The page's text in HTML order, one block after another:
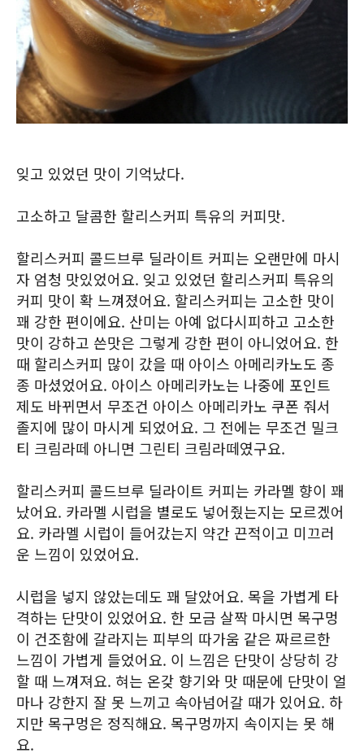
잊고 있었던 맛이 기억났다.
고소하고 달콤한 할리스커피 특유의 커피맛.
할리스커피 콜드브루 딜라이트 커피는 오랜만에 마시
자 엄청 맛있었어요. 잊고 있었던 할리스커피 특유의
커피 맛이 확 느껴졌어요. 할리스커피는 고소한 맛이
꽤 강한 편이에요. 산미는 아예 없다시피하고 고소한
맛이 강하고 쓴맛은 그렇게 강한 편이 아니었어요. 한
때 할리스커피 많이 갔을 때 아이스 아메리카노도 종
종 마셨었어요. 아이스 아메리카노는 나중에 포인트
제도 바뀌면서 무조건 아이스 아메리카노 쿠폰 줘서
졸지에 많이 마시게 되었어요. 그 전에는 무조건 밀크
티 크림라떼 아니면 그린티 크림라떼였구요.
할리스커피 콜드브루 딜라이트 커피는 카라멜 향이 꽤
났어요. 카라멜 시럽을 별로도 넣어줬는지는 모르겠어
요. 카라멜 시럽이 들어갔는지 약간 끈적이고 미끄러
운 느낌이 있었어요.
시럽을 넣지 않았는데도 꽤 달았어요. 목을 가볍게 타
격하는 단맛이 있었어요. 한 모금 살짝 마시면 목구멍
이 건조함에 갈라지는 피부의 따가움 같은 짜르르한
느낌이 가볍게 들었어요. 이 느낌은 단맛이 상당히 강
할 때 느껴져요. 혀는 온갖 향기와 맛 때문에 단맛이 얼
마나 강한지 잘 못 느끼고 속아넘어갈 때가 있어요. 하
지만 목구멍은 정직해요. 목구멍까지 속이지는 못 해
요.